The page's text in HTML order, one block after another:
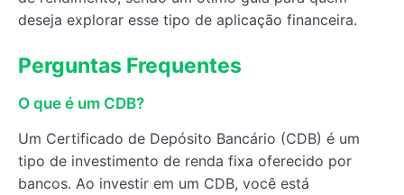
deseja explorar esse tipo de aplicação financeira.
Perguntas Frequentes
O que é um CDB?
Um Certificado de Depósito Bancário (CDB) é um
tipo de investimento de renda fixa oferecido por
bancos. Ao investir em um CDB, você está